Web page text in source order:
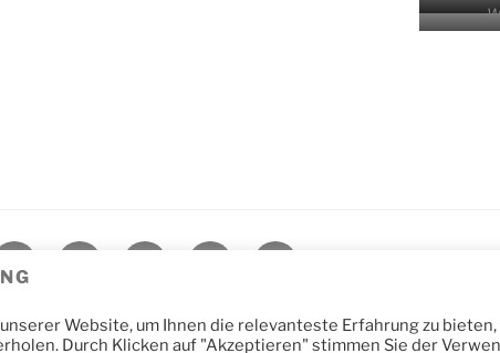
KalligraphieKreativesKennenlernen
KontaktKurse
Website, um Ihnen die relevanteste Erfahrung zu
Durch Klicken auf "Akzeptieren" stimmen Sie der